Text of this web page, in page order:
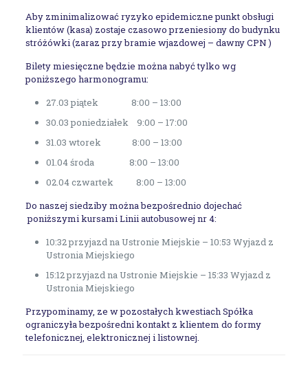
Aby zminimalizować ryzyko epidemiczne punkt obsługi
klientów (kasa) zostaje czasowo przeniesiony do budynku
stróżówki (zaraz przy bramie wjazdowej – dawny CPN )
Bilety miesięczne będzie można nabyć tylko wg
poniższego harmonogramu:
27.03 piątek 8:00 – 13:00
30.03 poniedziałek 9:00 – 17:00
31.03 wtorek 8:00 – 13:00
01.04 środa 8:00 – 13:00
02.04 czwartek 8:00 – 13:00
Do naszej siedziby można bezpośrednio dojechać
poniższymi kursami Linii autobusowej nr 4:
10:32 przyjazd na Ustronie Miejskie – 10:53 Wyjazd z
Ustronia Miejskiego
15:12 przyjazd na Ustronie Miejskie – 15:33 Wyjazd z
Ustronia Miejskiego
Przypominamy, ze w pozostałych kwestiach Spółka
ograniczyła bezpośredni kontakt z klientem do formy
telefonicznej, elektronicznej i listownej.